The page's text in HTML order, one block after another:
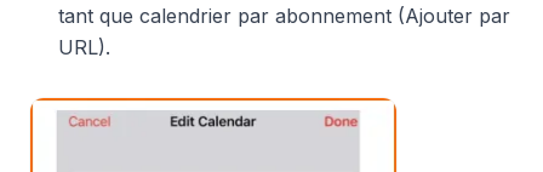
tant que calendrier par abonnement (Ajouter par
URL).